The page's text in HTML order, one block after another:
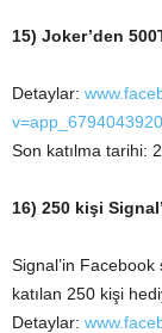
15) Joker’den
Detaylar:
Son katılma tarihi:
16) 250 kişi
Signal’in Facebook
katılan 250 kişi
Detaylar: